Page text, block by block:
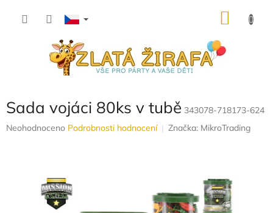
Sada vojáci 80ks v tubě 343078-718173-624
Průměrné
Neohodnoceno Podrobnosti hodnocení Značka: MikroTrading